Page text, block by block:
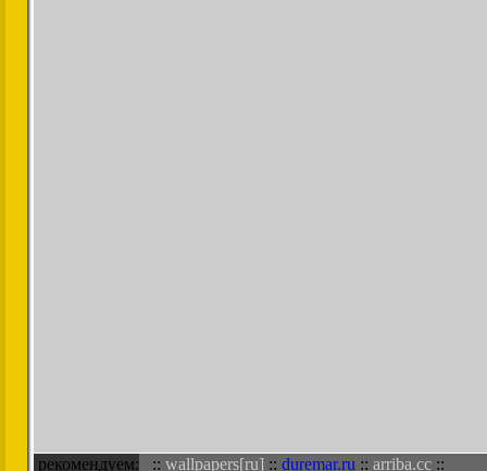
рекомендуем: :: wallpapers[ru] :: duremar.ru :: arriba.cc ::